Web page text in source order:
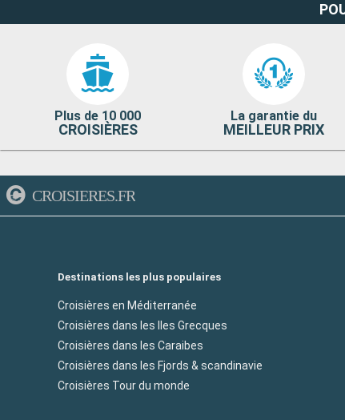
Plus de 10 000
CROISIÈRES
La garantie du
MEILLEUR PRIX
CROISIERES.FR
Destinations les plus populaires
Croisières en Méditerranée
Croisières dans les Iles Grecques
Croisières dans les Caraibes
Croisières dans les Fjords & scandinavie
Croisières Tour du monde